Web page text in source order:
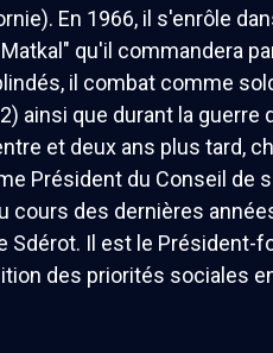
En 1966, il s'enrôle
qu'il commandera
il combat comme
ainsi que durant la guerre
et deux ans plus tard,
Président du Conseil de
des dernières
Sdérot. Il est le Président-
des priorités sociales